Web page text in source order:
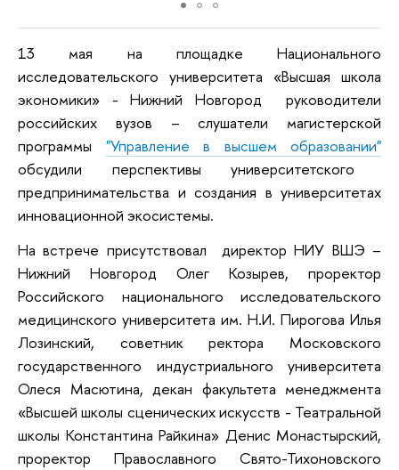
13 мая на площадке Национального
исследовательского университета «Высшая школа
экономики» - Нижний Новгород руководители
российских вузов – слушатели магистерской
программы "Управление в высшем образовании"
обсудили перспективы университетского
предпринимательства и создания в университетах
инновационной экосистемы.
На встрече присутствовал директор НИУ ВШЭ –
Нижний Новгород Олег Козырев, проректор
Российского национального исследовательского
медицинского университета им. Н.И. Пирогова Илья
Лозинский, советник ректора Московского
государственного индустриального университета
Олеся Масютина, декан факультета менеджмента
«Высшей школы сценических искусств - Театральной
школы Константина Райкина» Денис Монастырский,
проректор Православного Свято-Тихоновского